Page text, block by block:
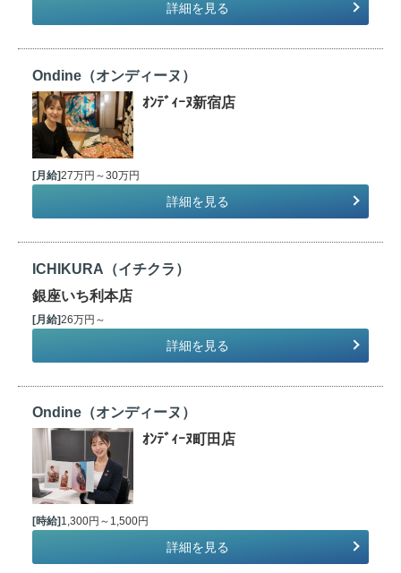
詳細を見る
Ondine（オンディーヌ）
ｵﾝﾃﾞｨｰﾇ新宿店
[月給]27万円～30万円
詳細を見る
ICHIKURA（イチクラ）
銀座いち利本店
[月給]26万円～
詳細を見る
Ondine（オンディーヌ）
ｵﾝﾃﾞｨｰﾇ町田店
[時給]1,300円～1,500円
詳細を見る